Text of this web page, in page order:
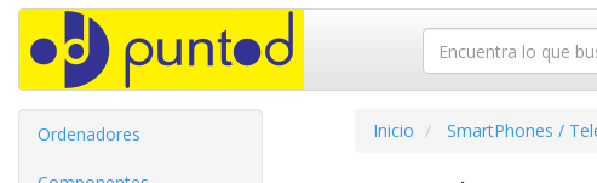
Ordenadores Inicio SmartPhones /